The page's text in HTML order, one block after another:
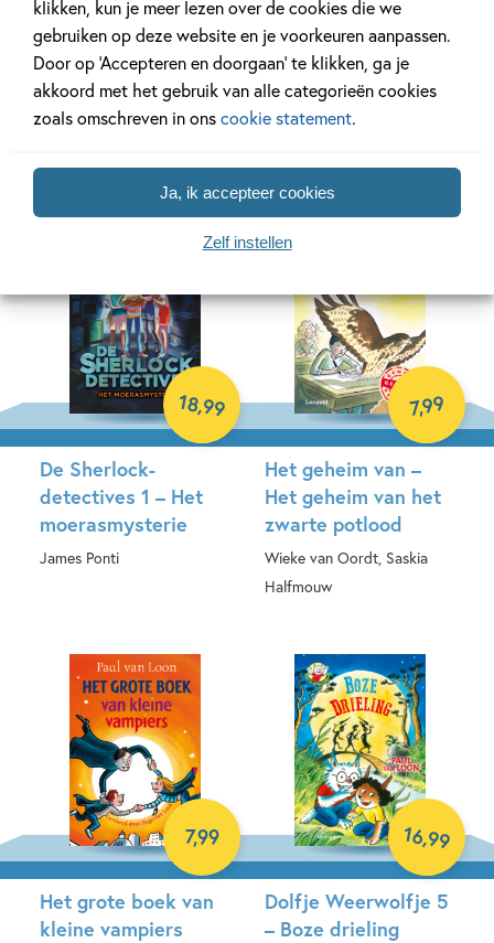
klikken, kun je meer lezen over de cookies die we
gebruiken op deze website en je voorkeuren aanpassen.
Door op ‘Accepteren en doorgaan’ te klikken, ga je
akkoord met het gebruik van alle categorieën cookies
zoals omschreven in onscookie statement.
Ja, ik accepteer cookies
Zelf instellen
Eiland van de
magische dieren 2 –
Gevaar!
Gina Mayer, Clara Vath
Hardcover
Op vakantie met
Ozzie en Tonk – Het
vreemde schip
Marte Jongbloed, Hélène
Hardcover
De Sherlock-
detectives 1 – Het
moerasmysterie
James Ponti
18,99
Het geheim van –
Het geheim van het
zwarte potlood
Wieke van Oordt, Saskia
Halfmouw
7,99
Het grote boek van
kleine vampiers
7,99
Dolfje Weerwolfje 5
– Boze drieling
16,99